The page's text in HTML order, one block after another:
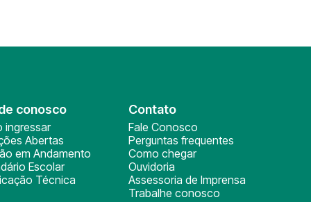
conosco
ingressar
Abertas
em Andamento
Escolar
Técnica
Contato
Fale Conosco
Perguntas frequentes
Como chegar
Ouvidoria
Assessoria de Imprensa
Trabalhe conosco